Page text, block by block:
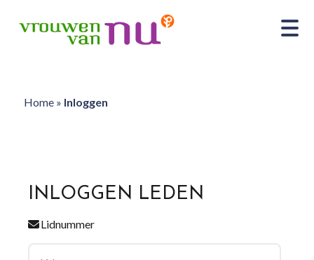
Home» Inloggen
INLOGGEN LEDEN
Lidnummer